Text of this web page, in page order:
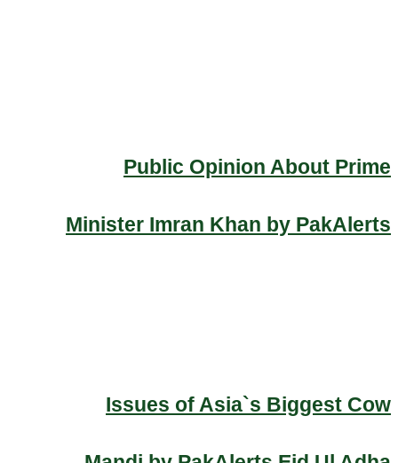
Public Opinion About Prime
Minister Imran Khan by PakAlerts
Issues of Asia`s Biggest Cow